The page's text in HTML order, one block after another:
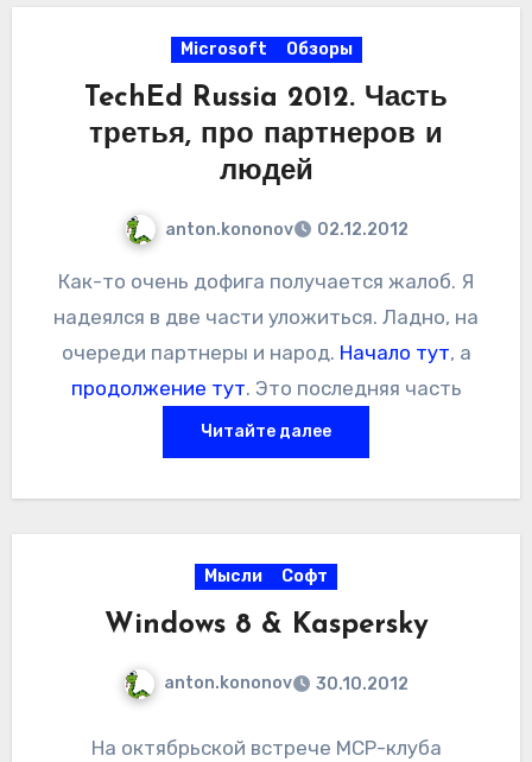
смысла. Но сам факт не очень хорошей
подготовки с технической точки зрения не
радует. По ценам никто ничего не знает —
все к партнерам. Ладно бы была какая-то
Symantec + Axoft. Конторы немаленькие.
Microsoft Обзоры
TechEd Russia 2012. Часть
третья, про партнеров и
людей
anton.kononov 02.12.2012
Как-то очень дофига получается жалоб. Я
надеялся в две части уложиться. Ладно, на
очереди партнеры и народ. Начало тут, а
продолжение тут. Это последняя часть
Читайте далее
Мысли Софт
Windows 8 & Kaspersky
anton.kononov 30.10.2012
На октябрьской встрече MCP-клуба